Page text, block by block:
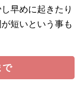
早めに起きたり
短いという事も
で